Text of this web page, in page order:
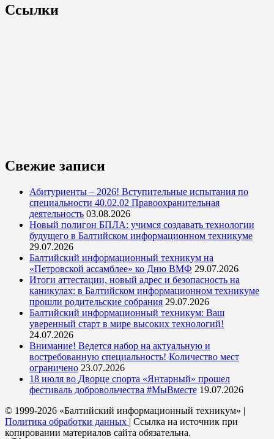
Ссылки
Свежие записи
Абитуриенты – 2026! Вступительные испытания по
специальности 40.02.02 Правоохранительная
деятельность 03.08.2026
Новый полигон БПЛА: учимся создавать технологии
будущего в Балтийском информационном техникуме
29.07.2026
Балтийский информационный техникум на
«Петровской ассамблее» ко Дню ВМФ 29.07.2026
Итоги аттестации, новый адрес и безопасность на
каникулах: в Балтийском информационном техникуме
прошли родительские собрания 29.07.2026
Балтийский информационный техникум: Ваш
уверенный старт в мире высоких технологий!
24.07.2026
Внимание! Ведется набор на актуальную и
востребованную специальность! Количество мест
ограничено 23.07.2026
18 июля во Дворце спорта «Янтарный» прошел
фестиваль добровольчества #МыВместе 19.07.2026
© 1999-2026 «Балтийский информационный техникум» |
Политика обработки данных | Ссылка на источник при
копировании материалов сайта обязательна.